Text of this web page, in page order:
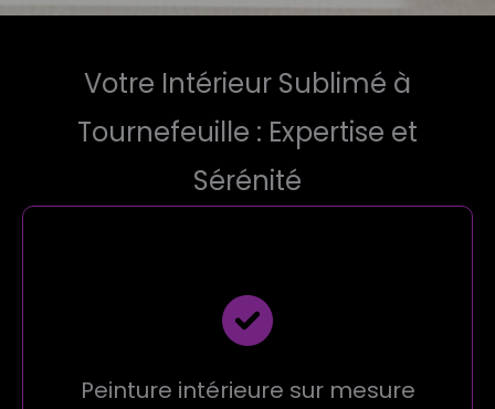
Votre Intérieur Sublimé à
Tournefeuille : Expertise et
Sérénité
Peinture intérieure sur mesure